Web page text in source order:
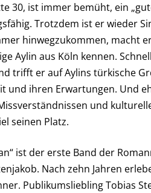
30, ist immer bemüht, ein
Trotzdem ist er wieder
hinwegzukommen, macht
Aylin aus Köln kennen.
trifft er auf Aylins türkische
und ihren Erwartungen. Und
und
seinen Platz.
ist der erste Band der
Nach zehn Jahren
Publikumsliebling Tobias